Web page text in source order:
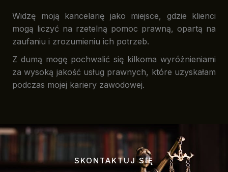
Widzę moją kancelarię jako miejsce, gdzie klienci
mogą liczyć na rzetelną pomoc prawną, opartą na
zaufaniu i zrozumieniu ich potrzeb.
Z dumą mogę pochwalić się kilkoma wyróżnieniami
za wysoką jakość usług prawnych, które uzyskałam
podczas mojej kariery zawodowej.
SKONTAKTUJ SIĘ